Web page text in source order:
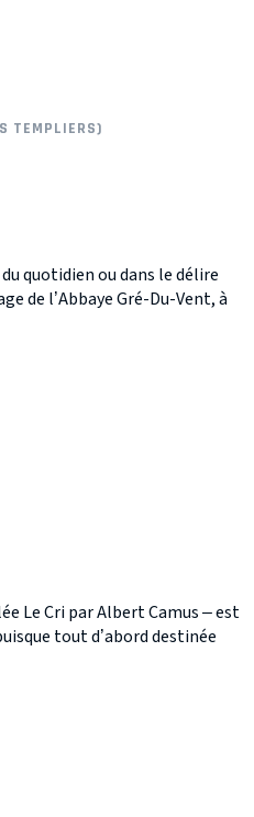
TEMPLIERS)
quotidien ou dans le délire
de l’Abbaye Gré-Du-Vent, à
Le Cri par Albert Camus – est
tout d’abord destinée